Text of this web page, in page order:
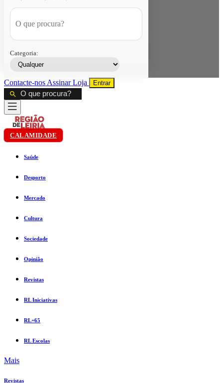
Categoria:
Contacte-nos AssinarLoja Entrar
CALAMIDADE
Saúde
Desporto
Mercado
Cultura
Sociedade
Opinião
Revistas
RL Iniciativas
RL+65
RL Escolas
Mais
Revistas